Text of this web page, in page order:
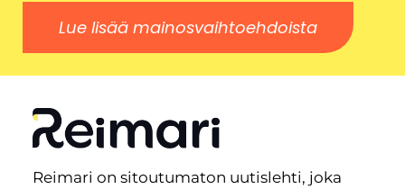
Lue lisää mainosvaihtoehdoista
Reimari on sitoutumaton uutislehti, joka